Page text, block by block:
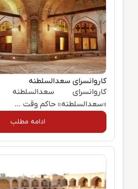
کاروانسرای سعدالسلطنه
کاروانسرای
«سعدالسلطنه» حاکم وقت ...
ادامه مطلب